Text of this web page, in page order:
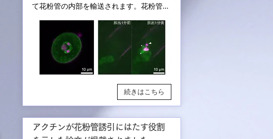
て花粉管の内部を輸送されます。花粉管...
続きはこちら
アクチンが花粉管誘引にはたす役割